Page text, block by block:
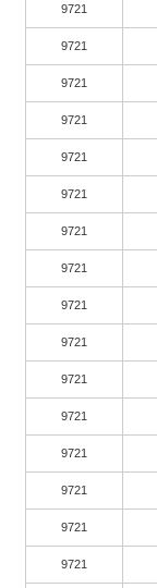
9721
9721
9721
9721
9721
9721
9721
9721
9721
9721
9721
9721
9721
9721
9721
9721